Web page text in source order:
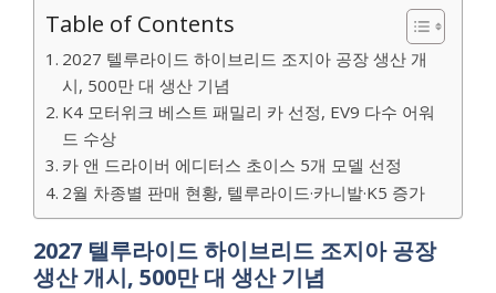
Table of Contents
2027 텔루라이드 하이브리드 조지아 공장 생산 개
시, 500만 대 생산 기념
K4 모터위크 베스트 패밀리 카 선정, EV9 다수 어워
드 수상
카 앤 드라이버 에디터스 초이스 5개 모델 선정
2월 차종별 판매 현황, 텔루라이드·카니발·K5 증가
2027 텔루라이드 하이브리드 조지아 공장
생산 개시, 500만 대 생산 기념